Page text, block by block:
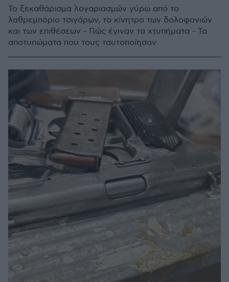
Το ξεκαθάρισμα λογαριασμών γύρω από το
λαθρεμπόριο τσιγάρων, το κίνητρο των δολοφονιών
και των επιθέσεων - Πώς έγιναν τα χτυπήματα - Τα
αποτυπώματα που τους ταυτοποίησαν